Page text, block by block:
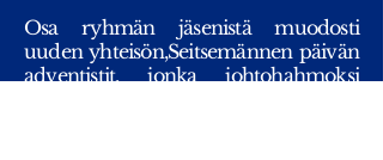
Osa ryhmän jäsenistä muodosti
uuden yhteisön,Seitsemännen päivän
adventistit, jonka johtohahmoksi